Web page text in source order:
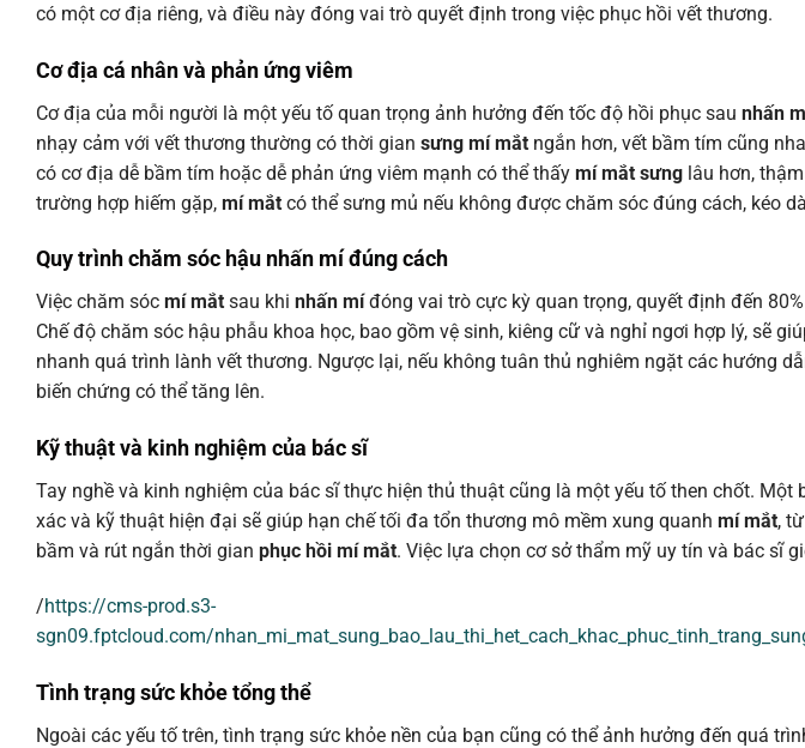
có một cơ địa riêng, và điều này đóng vai trò quyết định trong việc phục hồi vết thương.
Cơ địa cá nhân và phản ứng viêm
Cơ địa của mỗi người là một yếu tố quan trọng ảnh hưởng đến tốc độ hồi phục sau nhấn
nhạy cảm với vết thương thường có thời gian sưng mí mắt ngắn hơn, vết bầm tím cũng
có cơ địa dễ bầm tím hoặc dễ phản ứng viêm mạnh có thể thấy mí mắt sưng lâu hơn,
trường hợp hiếm gặp, mí mắt có thể sưng mủ nếu không được chăm sóc đúng cách, kéo
Quy trình chăm sóc hậu nhấn mí đúng cách
Việc chăm sóc mí mắt sau khi nhấn míđóng vai trò cực kỳ quan trọng, quyết định đến
Chế độ chăm sóc hậu phẫu khoa học, bao gồm vệ sinh, kiêng cữ và nghỉ ngơi hợp lý, sẽ
nhanh quá trình lành vết thương. Ngược lại, nếu không tuân thủ nghiêm ngặt các hướng
biến chứng có thể tăng lên.
Kỹ thuật và kinh nghiệm của bác sĩ
Tay nghề và kinh nghiệm của bác sĩ thực hiện thủ thuật cũng là một yếu tố then chốt. Một
xác và kỹ thuật hiện đại sẽ giúp hạn chế tối đa tổn thương mô mềm xung quanh mí mắt,
bầm và rút ngắn thời gian phục hồi mí mắt. Việc lựa chọn cơ sở thẩm mỹ uy tín và bác sĩ
/https://cms-prod.s3-
sgn09.fptcloud.com/
Tình trạng sức khỏe tổng thể
Ngoài các yếu tố trên, tình trạng sức khỏe nền của bạn cũng có thể ảnh hưởng đến quá